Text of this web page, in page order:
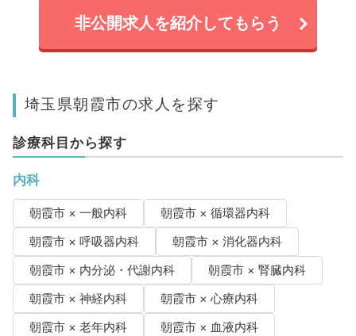
非公開求人を紹介してもらう
埼玉県朝霞市の求人を探す
診療科目から探す
内科
朝霞市 × 一般内科
朝霞市 × 循環器内科
朝霞市 × 呼吸器内科
朝霞市 × 消化器内科
朝霞市 × 内分泌・代謝内科
朝霞市 × 腎臓内科
朝霞市 × 神経内科
朝霞市 × 心療内科
朝霞市 × 老年内科
朝霞市 × 血液内科